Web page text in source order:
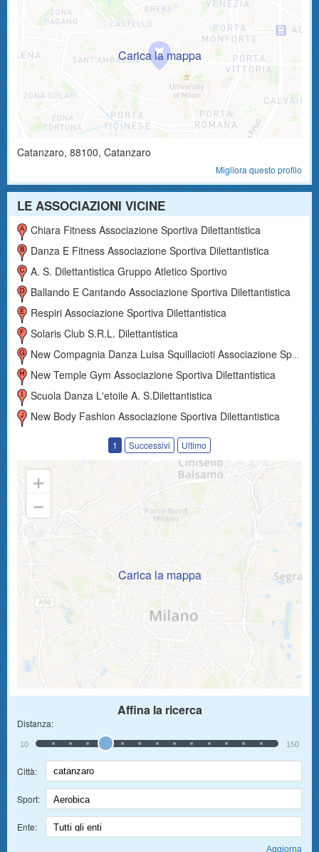
Catanzaro, 88100, Catanzaro
Migliora questo profilo
LE ASSOCIAZIONI VICINE
Chiara Fitness Associazione Sportiva Dilettantistica
Danza E Fitness Associazione Sportiva Dilettantistica
A. S. Dilettantistica Gruppo Atletico Sportivo
Ballando E Cantando Associazione Sportiva Dilettantistica
Respiri Associazione Sportiva Dilettantistica
Solaris Club S.r.l. Dilettantistica
New Compagnia Danza Luisa Squillacioti Associazione Sportiva Dilettantistica
New Temple Gym Associazione Sportiva Dilettantistica
Scuola Danza L'etoile A. S.dilettantistica
New Body Fashion Associazione Sportiva Dilettantistica
1 Successivi Ultimo
Carica la mappa
Affina la ricerca
Distanza:
10 150
Città:
Sport:
Ente: